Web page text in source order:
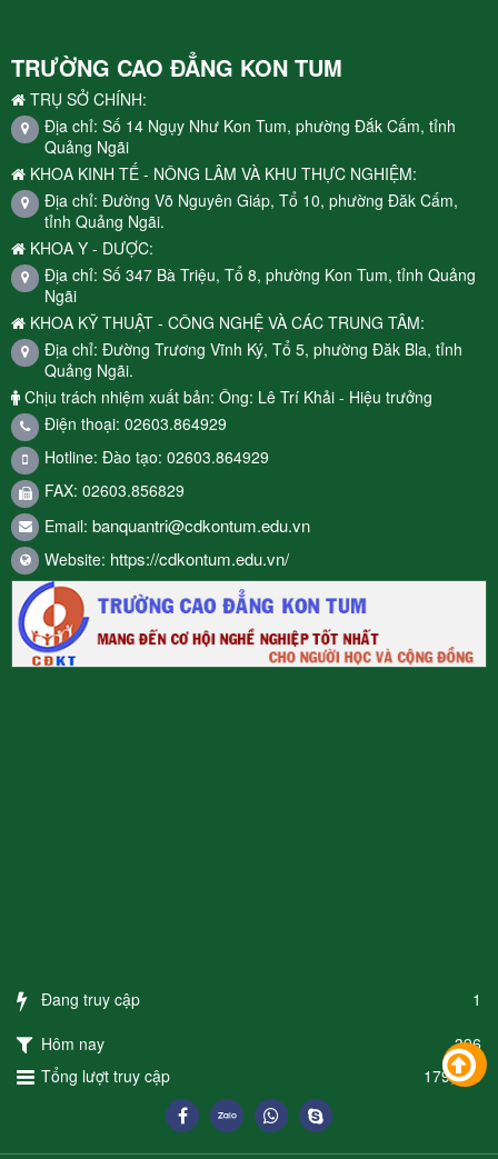
TRƯỜNG CAO ĐẲNG KON TUM
TRỤ SỞ CHÍNH:
Địa chỉ: Số 14 Ngụy Như Kon Tum, phường Đắk Cấm, tỉnh
Quảng Ngãi
KHOA KINH TẾ - NÔNG LÂM VÀ KHU THỰC NGHIỆM:
Địa chỉ: Đường Võ Nguyên Giáp, Tổ 10, phường Đăk Cấm,
tỉnh Quảng Ngãi.
KHOA Y - DƯỢC:
Địa chỉ: Số 347 Bà Triệu, Tổ 8, phường Kon Tum, tỉnh Quảng
Ngãi
KHOA KỸ THUẬT - CÔNG NGHỆ VÀ CÁC TRUNG TÂM:
Địa chỉ: Đường Trương Vĩnh Ký, Tổ 5, phường Đăk Bla, tỉnh
Quảng Ngãi.
Chịu trách nhiệm xuất bản: Ông: Lê Trí Khải - Hiệu trưởng
Điện thoại: 02603.864929
Hotline: Đào tạo: 02603.864929
FAX: 02603.856829
Email: banquantri@cdkontum.edu.vn
Website: https://cdkontum.edu.vn/
Đang truy cập
1
Hôm nay
396
Tổng lượt truy cập
179,093